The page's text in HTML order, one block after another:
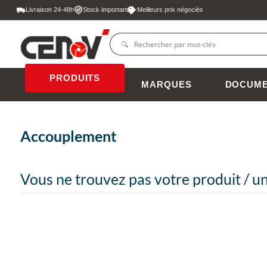
Livraison 24-48h Stock important Meilleurs prix négociés
PRODUITS
MARQUES
Accouplement
Vous ne trouvez pas votre produit /